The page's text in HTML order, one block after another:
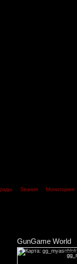
Звания Мониторинг
GunGame World